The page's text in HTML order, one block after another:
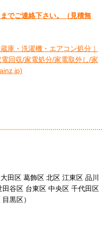
までご連絡下さい。
（見積無
庫・洗濯機・エアコン処分｜
回収/家電処分/家電取外し/家
田区 葛飾区 北区 江東区 品川
谷区 台東区 中央区 千代田区
黒区）